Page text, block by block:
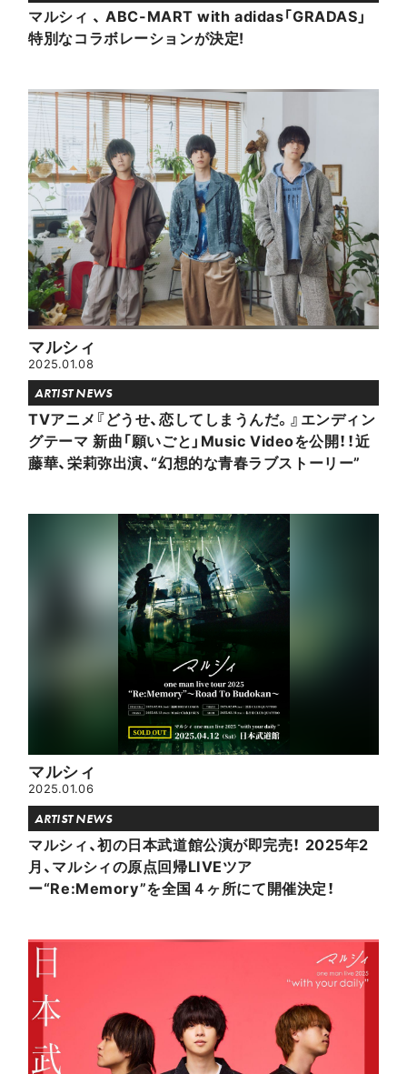
マルシィ 、 ABC-MART with adidas「GRADAS」
特別なコラボレーションが決定!
マルシィ
2025.01.08
ARTIST NEWS
TVアニメ『どうせ、恋してしまうんだ。』エンディン
グテーマ 新曲「願いごと」Music Videoを公開！！近
藤華、栄莉弥出演、“幻想的な青春ラブストーリー”
マルシィ
2025.01.06
ARTIST NEWS
マルシィ、初の日本武道館公演が即完売！ 2025年2
月、マルシィの原点回帰LIVEツア
ー“Re:Memory”を全国４ヶ所にて開催決定！